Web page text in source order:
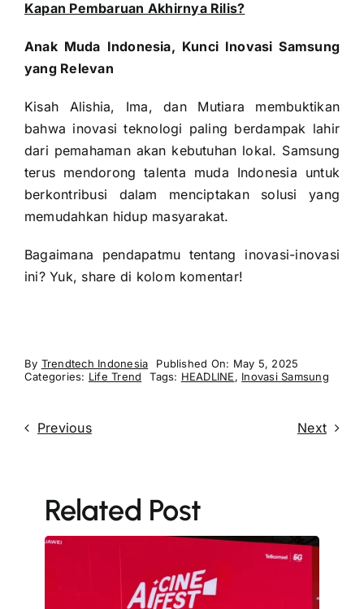
Kapan Pembaruan Akhirnya Rilis?
Anak Muda Indonesia, Kunci Inovasi Samsung
yang Relevan
Kisah Alishia, Ima, dan Mutiara membuktikan
bahwa inovasi teknologi paling berdampak lahir
dari pemahaman akan kebutuhan lokal. Samsung
terus mendorong talenta muda Indonesia untuk
berkontribusi dalam menciptakan solusi yang
memudahkan hidup masyarakat.
Bagaimana pendapatmu tentang inovasi-inovasi
ini? Yuk, share di kolom komentar!
By Trendtech Indonesia
Published On: May 5, 2025
Categories: Life Trend Tags: HEADLINE, Inovasi Samsung
Previous Next
Related Post